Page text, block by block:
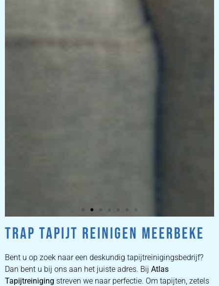
ZETEL
REINIGEN
ZETEL REINIGEN DOOR
TRAP TAPIJT REINIGEN MEERBEKE
Bent u op zoek naar een deskundig tapijtreinigingsbedrijf?
Dan bent u bij ons aan het juiste adres. Bij Atlas
Tapijtreiniging streven we naar perfectie. Om tapijten, zetels